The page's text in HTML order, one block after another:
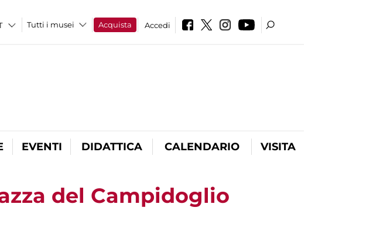
Tutti i musei Acquista Accedi
EVENTI DIDATTICA CALENDARIO VISITA
del Campidoglio